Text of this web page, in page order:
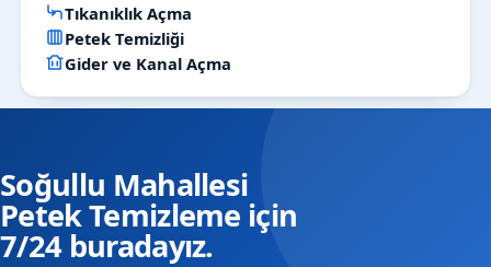
Tıkanıklık Açma
Petek Temizliği
Gider ve Kanal Açma
Soğullu Mahallesi
Petek Temizleme için
7/24 buradayız.